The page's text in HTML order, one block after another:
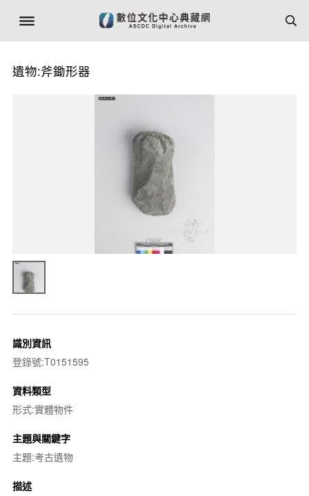
遺物:斧鋤形器
識別資訊
登錄號:T0151595
資料類型
形式:實體物件
主題與關鍵字
主題:考古遺物
描述